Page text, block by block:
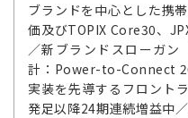
ブランドを中心とした携
価及びTOPIX Core30、
／新ブランドスローガ
計：Power-to-Connect
実装を先導するフロント
発足以降24期連続増益中